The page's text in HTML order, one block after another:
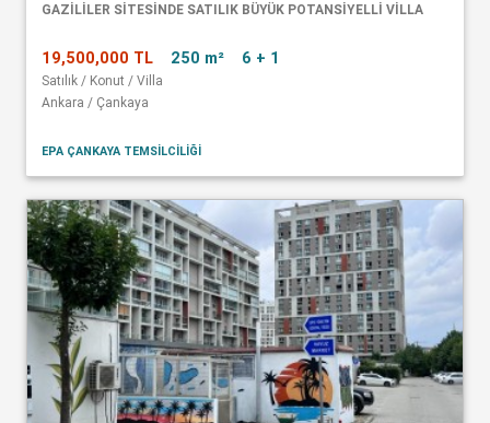
GAZİLİLER SİTESİNDE SATILIK BÜYÜK POTANSİYELLİ VİLLA
19,500,000 TL 250 m² 6 + 1
Satılık / Konut / Villa
Ankara / Çankaya
EPA ÇANKAYA TEMSİLCİLİĞİ